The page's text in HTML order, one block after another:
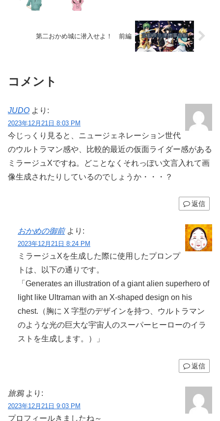
第二おかめ城に潜入せよ！ 前編
コメント
JUDO より:
2023年12月21日 8:03 PM
今じっくり見ると、ニュージェネレーション世代
のウルトラマン感や、比較的最近の仮面ライダー感がある
ミラージュXですね。どことなくそれっぽい文言入れて画
像生成されたりしているのでしょうか・・・？
返信
おかめの御前 より:
2023年12月21日 8:24 PM
ミラージュXを生成した際に使用したプロンプ
トは、以下の通りです。
「Generates an illustration of a giant alien superhero of
light like Ultraman with an X-shaped design on his
chest.（胸に X 字型のデザインを持つ、ウルトラマン
のような光の巨大な宇宙人のスーパーヒーローのイラ
ストを生成します。）」
返信
旅鴉 より:
2023年12月21日 9:03 PM
プロフィールきましたね～